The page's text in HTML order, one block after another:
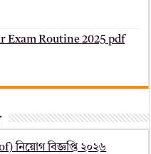
Exam Routine 2025 pdf
নিয়োগ বিজ্ঞপ্তি ২০২৬